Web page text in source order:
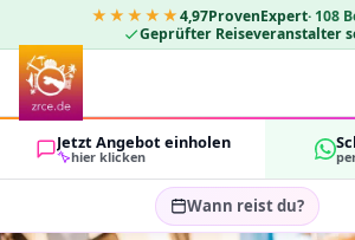
★★★★★4,97ProvenExpert· 108
Geprüfter Reiseveranstalter
Jetzt Angebot einholen
hier klicken
Wann reist du?